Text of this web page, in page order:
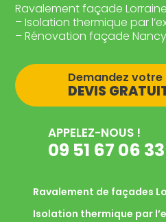
Ravalement façade
– Isolation thermique par
– Rénovation façade
Demandez votre
DEVIS
APPELEZ-NOUS !
09 51 67 06 33
Ravalement de façades
Isolation thermique par